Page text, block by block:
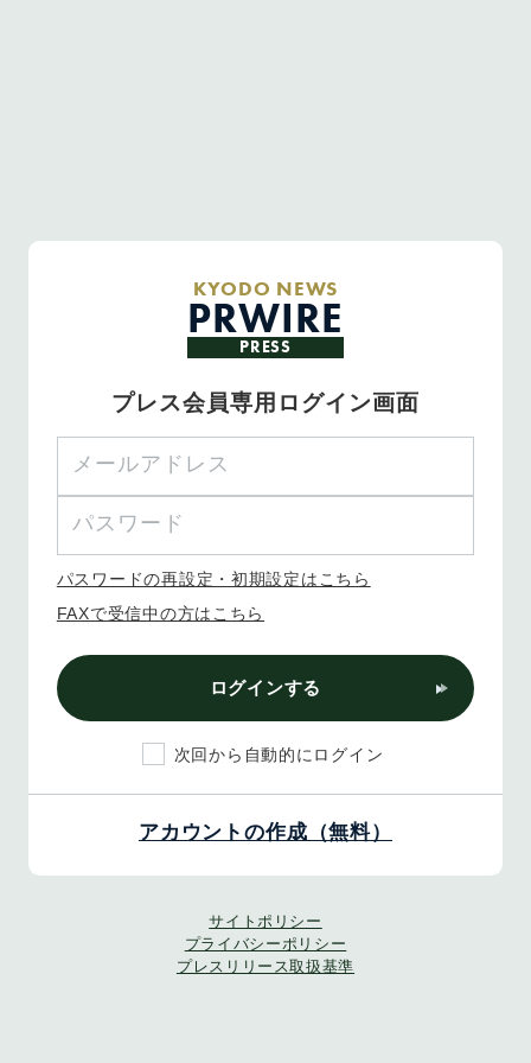
KYODO NEWS
PRWIRE
PRESS
プレス会員専用ログイン画面
パスワードの再設定・初期設定はこちら
FAXで受信中の方はこちら
ログインする
次回から自動的にログイン
アカウントの作成（無料）
サイトポリシー
プライバシーポリシー
プレスリリース取扱基準